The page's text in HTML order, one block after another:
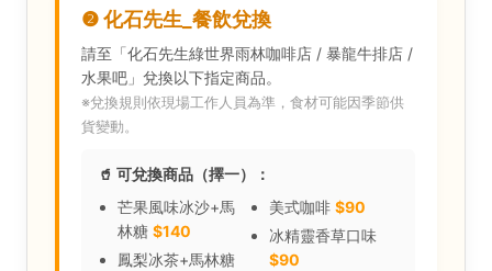
❷ 化石先生_餐飲兌換
請至「化石先生綠世界雨林咖啡店 / 暴龍牛排店 /
水果吧」兌換以下指定商品。
※兌換規則依現場工作人員為準，食材可能因季節供
貨變動。
🥤 可兌換商品（擇一）：
芒果風味冰沙+馬
林糖 $140
鳳梨冰茶+馬林糖
美式咖啡 $90
冰精靈香草口味
$90